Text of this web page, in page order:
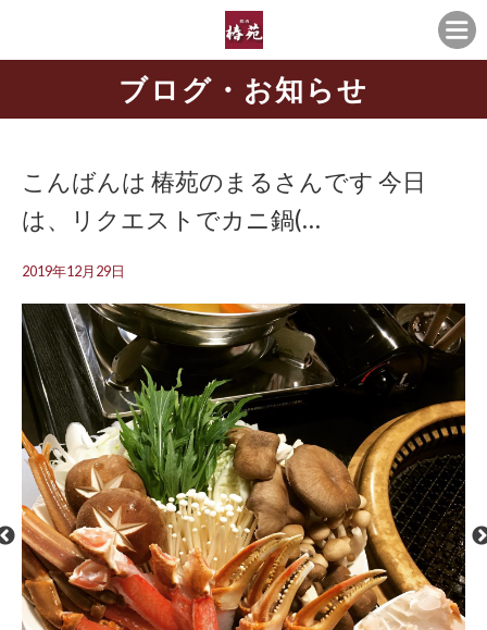
ブログ・お知らせ
こんばんは 椿苑のまるさんです 今日
は、リクエストでカニ鍋(…
2019年12月29日